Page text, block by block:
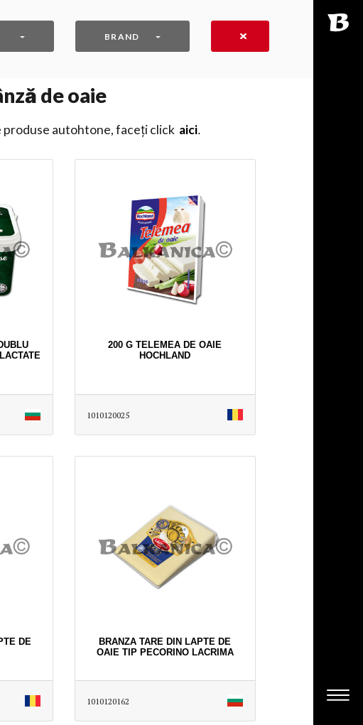
BRAND
de oaie
produse autohtone, faceți click aici․
200 G TELEMEA DE OAIE
HOCHLAND
1010120025
DE
BRANZA TARE DIN LAPTE DE
OAIE TIP PECORINO LACRIMA
1010120162